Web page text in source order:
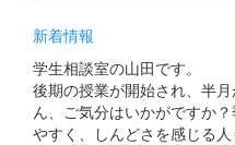
新着情報
学生相談室の山田です。
後期の授業が開始され、半
ん、ご気分はいかがですか
やすく、しんどさを感じる人